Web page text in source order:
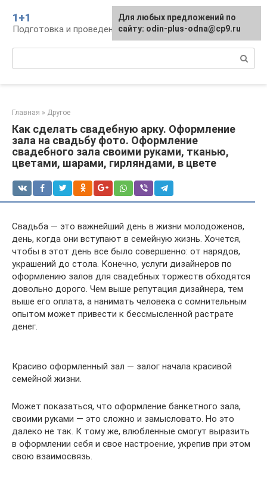
контенту
1+1
Подготовка и проведение свадьбы, традиции
Главная » Другое
Как сделать свадебную арку. Оформление
зала на свадьбу фото. Оформление
свадебного зала своими руками, тканью,
цветами, шарами, гирляндами, в цвете
Свадьба — это важнейший день в жизни молодоженов,
день, когда они вступают в семейную жизнь. Хочется,
чтобы в этот день все было совершенно: от нарядов,
украшений до стола. Конечно, услуги дизайнеров по
оформлению залов для свадебных торжеств обходятся
довольно дорого. Чем выше репутация дизайнера, тем
выше его оплата, а нанимать человека с сомнительным
опытом может привести к бессмысленной растрате
денег.
Красиво оформленный зал — залог начала красивой
семейной жизни.
Может показаться, что оформление банкетного зала,
своими руками — это сложно и замысловато. Но это
далеко не так. К тому же, влюбленные смогут выразить
в оформлении себя и свое настроение, укрепив при этом
свою взаимосвязь.
Для любых предложений по
сайту: odin-plus-odna@cp9.ru